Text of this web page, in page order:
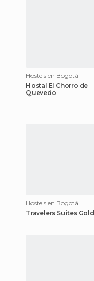
Hostels en Bogotá
Hostal El Chorro de
Quevedo
Hostels en Bogotá
Travelers Suites Gold